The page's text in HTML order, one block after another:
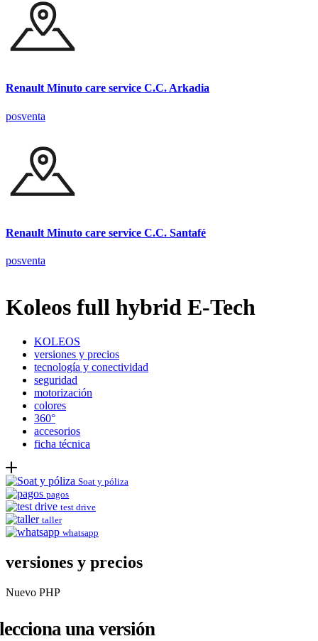
Renault Minuto care service C.C. Arkadia
posventa
Renault Minuto care service C.C. Santafé
posventa
Koleos full hybrid E-Tech
KOLEOS
versiones y precios
tecnología y conectividad
seguridad
motorización
colores
360°
accesorios
ficha técnica
Soat y póliza
pagos
test drive
taller
whatsapp
versiones y precios
Nuevo PHP
una versión